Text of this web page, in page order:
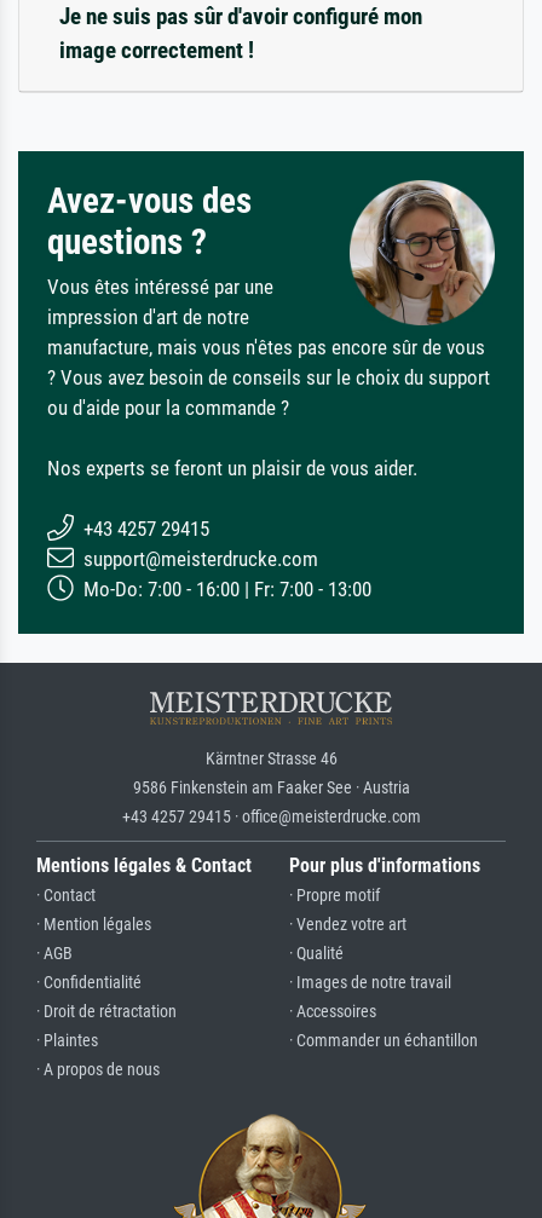
Je ne suis pas sûr d'avoir configuré mon
image correctement !
Avez-vous des
questions ?
Vous êtes intéressé par une
impression d'art de notre
manufacture, mais vous n'êtes pas encore sûr de vous
? Vous avez besoin de conseils sur le choix du support
ou d'aide pour la commande ?
Nos experts se feront un plaisir de vous aider.
+43 4257 29415
support@meisterdrucke.com
Mo-Do: 7:00 - 16:00 | Fr: 7:00 - 13:00
Kärntner Strasse 46
9586 Finkenstein am Faaker See · Austria
+43 4257 29415 · office@meisterdrucke.com
Mentions légales & Contact
· Contact
· Mention légales
· AGB
· Confidentialité
· Droit de rétractation
· Plaintes
· A propos de nous
Pour plus d'informations
· Propre motif
· Vendez votre art
· Qualité
· Images de notre travail
· Accessoires
· Commander un échantillon